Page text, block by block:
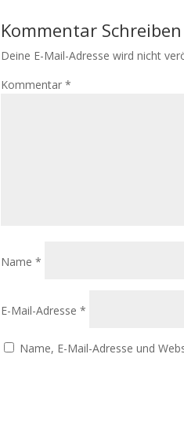
Kommentar Schreiben
Deine E-Mail-Adresse wird nicht
Kommentar *
Name *
E-Mail-Adresse *
Name, E-Mail-Adresse und